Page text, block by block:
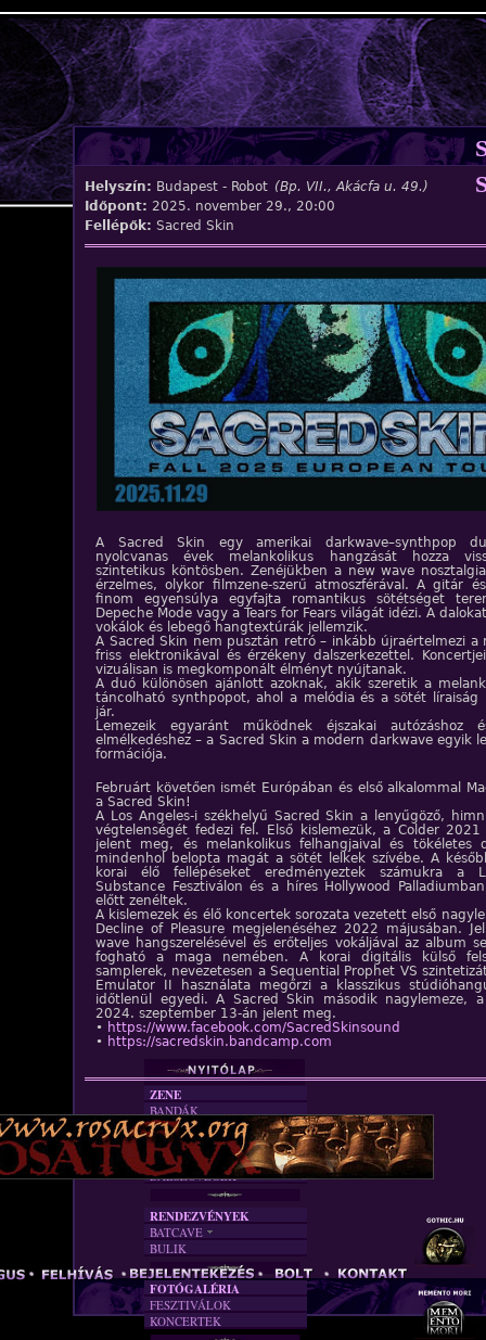
Jump to navigation
Helyszín: Budapest - Robot (Bp. VII., Akácfa u. 49.)
Időpont: 2025. november 29., 20:00
Fellépők: Sacred Skin
A Sacred Skin egy amerikai darkwave–synthpop
nyolcvanas évek melankolikus hangzását hozza
szintetikus köntösben. Zenéjükben a new wave
érzelmes, olykor filmzene-szerű atmoszférával. A gitár
finom egyensúlya egyfajta romantikus sötétséget
Depeche Mode vagy a Tears for Fears világát idézi. A
vokálok és lebegő hangtextúrák jellemzik.
A Sacred Skin nem pusztán retró – inkább újraértelmezi
friss elektronikával és érzékeny dalszerkezettel.
vizuálisan is megkomponált élményt nyújtanak.
A duó különösen ajánlott azoknak, akik szeretik a
táncolható synthpopot, ahol a melódia és a sötét líraiság
jár.
Lemezeik egyaránt működnek éjszakai autózáshoz
elmélkedéshez – a Sacred Skin a modern darkwave egyik
formációja.
Februárt követően ismét Európában és első alkalommal
a Sacred Skin!
A Los Angeles-i székhelyű Sacred Skin a lenyűgöző,
végtelenségét fedezi fel. Első kislemezük, a Colder 2021
jelent meg, és melankolikus felhangjaival és tökéletes
mindenhol belopta magát a sötét lelkek szívébe. A
korai élő fellépéseket eredményeztek számukra a
Substance Fesztiválon és a híres Hollywood
előtt zenéltek.
A kislemezek és élő koncertek sorozata vezetett első
Decline of Pleasure megjelenéséhez 2022 májusában.
wave hangszerelésével és erőteljes vokáljával az album
fogható a maga nemében. A korai digitális külső
samplerek, nevezetesen a Sequential Prophet VS
Emulator II használata megőrzi a klasszikus
időtlenül egyedi. A Sacred Skin második nagylemeze,
2024. szeptember 13-án jelent meg.
• https://www.facebook.com/SacredSkinsound
• https://sacredskin.bandcamp.com
ZENE
BANDÁK
DVD
INTERJÚK
FORDÍTÁSOK
DALSZÖVEGEK
RENDEZVÉNYEK
BATCAVE
AKTUÁLIS
A MÚLT
BULIK
FOTÓGALÉRIA
FESZTIVÁLOK
KONCERTEK